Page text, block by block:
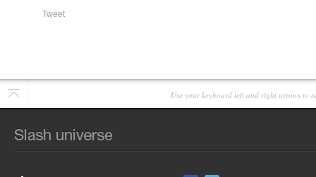
Tweet
Use your keyboard left and right arrows to